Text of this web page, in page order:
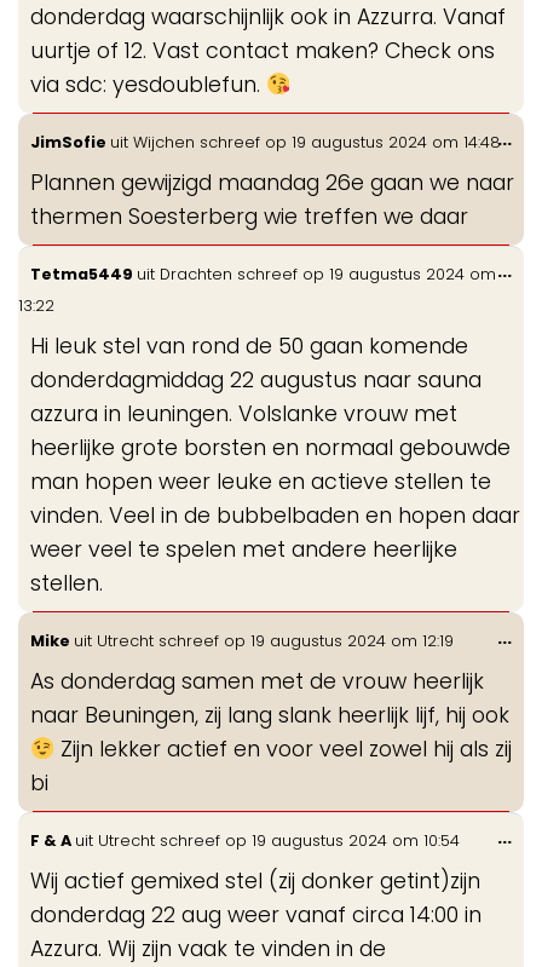
donderdag waarschijnlijk ook in Azzurra. Vanaf
uurtje of 12. Vast contact maken? Check ons
via sdc: yesdoublefun.
JimSofie uit Wijchen schreef op 19 augustus 2024 om 14:48
Plannen gewijzigd maandag 26e gaan we naar
thermen Soesterberg wie treffen we daar
...
Tetma5449 uit Drachten schreef op 19 augustus 2024 om
13:22
Hi leuk stel van rond de 50 gaan komende
donderdagmiddag 22 augustus naar sauna
azzura in leuningen. Volslanke vrouw met
heerlijke grote borsten en normaal gebouwde
man hopen weer leuke en actieve stellen te
vinden. Veel in de bubbelbaden en hopen daar
weer veel te spelen met andere heerlijke
stellen.
...
Mike uit Utrecht schreef op 19 augustus 2024 om 12:19
As donderdag samen met de vrouw heerlijk
naar Beuningen, zij lang slank heerlijk lijf, hij ook
Zijn lekker actief en voor veel zowel hij als zij
bi
...
F & A uit Utrecht schreef op 19 augustus 2024 om 10:54
Wij actief gemixed stel (zij donker getint)zijn
donderdag 22 aug weer vanaf circa 14:00 in
Azzura. Wij zijn vaak te vinden in de
...